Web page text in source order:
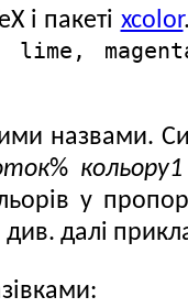
і пакеті xcolor
lime,
назвами.
% кольору1
у
далі